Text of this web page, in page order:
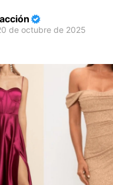
de octubre de 2025